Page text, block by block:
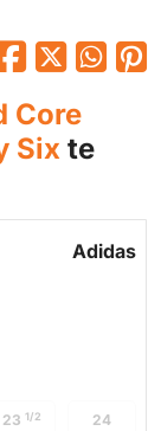
Core
Six te
Adidas
23 1/2 24